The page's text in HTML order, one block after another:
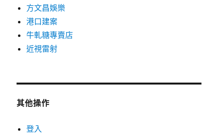
方文昌娛樂
港口建案
牛軋糖專賣店
近視雷射
其他操作
登入